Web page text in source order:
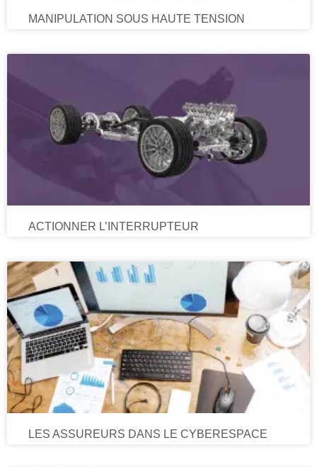
MANIPULATION SOUS HAUTE TENSION
ACTIONNER L’INTERRUPTEUR
LES ASSUREURS DANS LE CYBERESPACE